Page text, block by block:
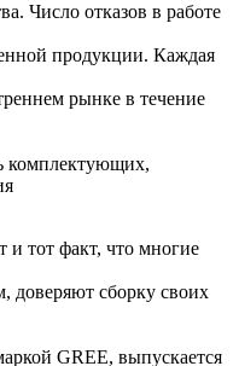
Число отказов в работе
продукции. Каждая
рынке в течение
комплектующих,
и тот факт, что многие
доверяют сборку своих
GREE, выпускается